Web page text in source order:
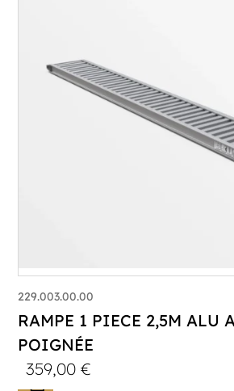
229.003.00.00
RAMPE 1 PIECE 2,5M ALU
POIGNÉE
359,00€